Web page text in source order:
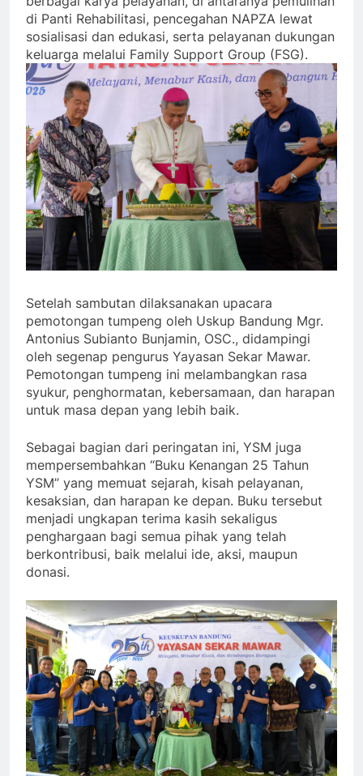
di Panti Rehabilitasi, pencegahan NAPZA lewat
sosialisasi dan edukasi, serta pelayanan dukungan
keluarga melalui Family Support Group (FSG).
Setelah sambutan dilaksanakan upacara
pemotongan tumpeng oleh Uskup Bandung Mgr.
Antonius Subianto Bunjamin, OSC., didampingi
oleh segenap pengurus Yayasan Sekar Mawar.
Pemotongan tumpeng ini melambangkan rasa
syukur, penghormatan, kebersamaan, dan harapan
untuk masa depan yang lebih baik.
Sebagai bagian dari peringatan ini, YSM juga
mempersembahkan “Buku Kenangan 25 Tahun
YSM” yang memuat sejarah, kisah pelayanan,
kesaksian, dan harapan ke depan. Buku tersebut
menjadi ungkapan terima kasih sekaligus
penghargaan bagi semua pihak yang telah
berkontribusi, baik melalui ide, aksi, maupun
donasi.